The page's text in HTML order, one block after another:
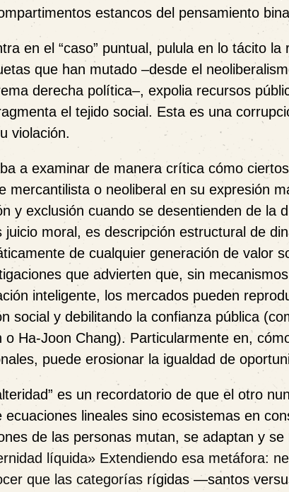
estancos del pensamiento
en el “caso” puntual, pulula en lo tácito la
que han mutado –desde el
derecha política–, expolia recursos
el tejido social . Esta es una
violación.
a examinar de manera crítica cómo
mercantilista o neoliberal en su expresión
y exclusión cuando se desentienden de la
juicio moral, es descripción estructural de
de cualquier generación de valor
que advierten que, sin
inteligente, los mercados pueden
social y debilitando la confianza pública
Ha-Joon Chang). Particularmente en,
puede erosionar la igualdad de
es un recordatorio de que el otro
ecuaciones lineales sino ecosistemas en
de las personas mutan, se adaptan y se
líquida» Extendiendo esa metáfora:
que las categorías rígidas —santos